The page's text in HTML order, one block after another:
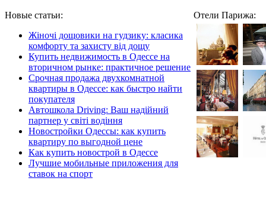
Новые статьи:
Жіночі дощовики на гудзику: класика
комфорту та захисту від дощу
Купить недвижимость в Одессе на
вторичном рынке: практичное решение
Срочная продажа двухкомнатной
квартиры в Одессе: как быстро найти
покупателя
Автошкола Driving: Ваш надійний
партнер у світі водіння
Новостройки Одессы: как купить
квартиру по выгодной цене
Как купить новострой в Одессе
Лучшие мобильные приложения для
ставок на спорт
Отели Парижа: